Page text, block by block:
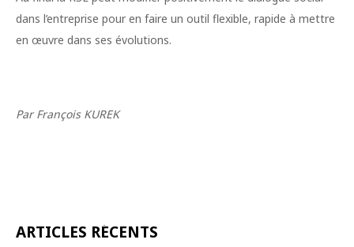
dans l’entreprise pour en faire un outil flexible, rapide à mettre
en œuvre dans ses évolutions.
Par François KUREK
ARTICLES RÉCENTS